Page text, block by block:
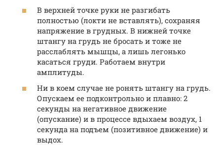
В верхней точке руки не разгибать
полностью (локти не вставлять), сохраняя
напряжение в грудных. В нижней точке
штангу на грудь не бросать и тоже не
расслаблять мышцы, а лишь легонько
касаться груди. Работаем внутри
амплитуды.
Ни в коем случае не ронять штангу на грудь.
Опускаем ее подконтрольно и плавно: 2
секунды на негативное движение
(опускание) и в процессе вдыхаем воздух, 1
секунда на подъем (позитивное движение) и
выдох.